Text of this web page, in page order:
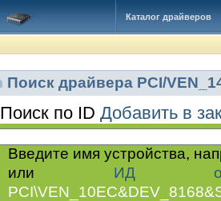
Каталог драйверов
Поиск драйвера PCI/
Поиск по ID Добавить в
Введите имя устройства,
или ИД